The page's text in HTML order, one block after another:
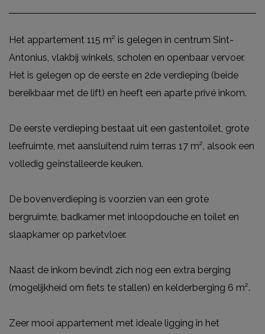
Het appartement 115 m² is gelegen in centrum Sint-
Antonius, vlakbij winkels, scholen en openbaar vervoer.
Het is gelegen op de eerste en 2de verdieping (beide
bereikbaar met de lift) en heeft een aparte privé inkom.
De eerste verdieping bestaat uit een gastentoilet, grote
leefruimte, met aansluitend ruim terras 17 m², alsook een
volledig geïnstalleerde keuken.
De bovenverdieping is voorzien van een grote
bergruimte, badkamer met inloopdouche en toilet en
slaapkamer op parketvloer.
Naast de inkom bevindt zich nog een extra berging
(mogelijkheid om fiets te stallen) en kelderberging 6 m².
Zeer mooi appartement met ideale ligging in het